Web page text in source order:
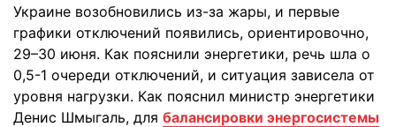
Украине возобновились из-за жары, и первые
графики отключений появились, ориентировочно,
29–30 июня. Как пояснили энергетики, речь шла о
0,5-1 очереди отключений, и ситуация зависела от
уровня нагрузки. Как пояснил министр энергетики
Денис Шмыгаль, для балансировки энергосистемы